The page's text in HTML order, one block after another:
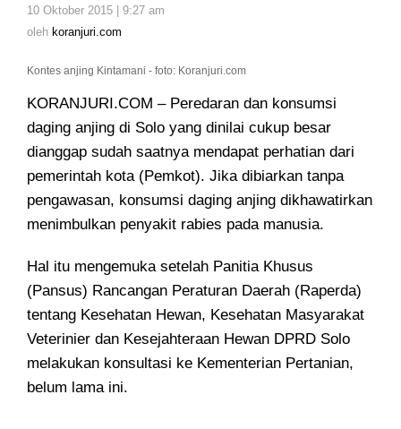
10 Oktober 2015 | 9:27 am
oleh koranjuri.com
Kontes anjing Kintamani - foto: Koranjuri.com
KORANJURI.COM – Peredaran dan konsumsi
daging anjing di Solo yang dinilai cukup besar
dianggap sudah saatnya mendapat perhatian dari
pemerintah kota (Pemkot). Jika dibiarkan tanpa
pengawasan, konsumsi daging anjing dikhawatirkan
menimbulkan penyakit rabies pada manusia.
Hal itu mengemuka setelah Panitia Khusus
(Pansus) Rancangan Peraturan Daerah (Raperda)
tentang Kesehatan Hewan, Kesehatan Masyarakat
Veterinier dan Kesejahteraan Hewan DPRD Solo
melakukan konsultasi ke Kementerian Pertanian,
belum lama ini.